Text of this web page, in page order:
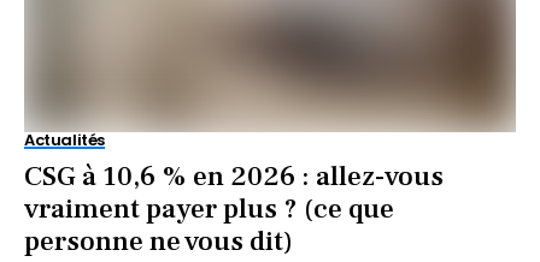
Actualités
CSG à 10,6 % en 2026 : allez-vous
vraiment payer plus ? (ce que
personne ne vous dit)